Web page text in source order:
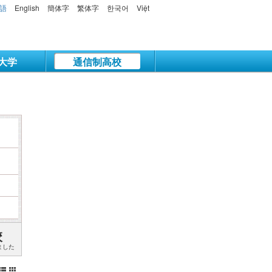
English 簡体字 繁体字 한국어 Việt
学 通信制高校
した